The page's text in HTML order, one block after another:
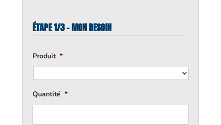
ÉTAPE 1/3 - MON BESOIN
Produit *
Quantité *